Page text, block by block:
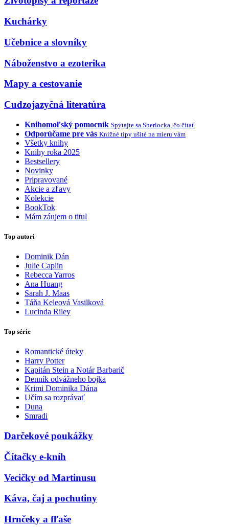
Kuchárky
Učebnice a slovníky
Náboženstvo a ezoterika
Mapy a cestovanie
Cudzojazyčná literatúra
Knihomoľský pomocník Spýtajte sa Sherlocka, čo čítať
Odporúčame pre vás Knižné tipy ušité na mieru vám
Všetky knihy
Knihy roka 2025
Bestsellery
Novinky
Pripravované
Akcie a zľavy
Kolekcie
BookTok
Mám záujem o titul
Top autori
Dominik Dán
Julie Caplin
Rebecca Yarros
Ana Huang
Sarah J. Maas
Táňa Keleová Vasilková
Lucinda Riley
Top série
Romantické úteky
Harry Potter
Kapitán Stein a Notár Barbarič
Denník odvážneho bojka
Krimi Dominika Dána
Učím sa rozprávať
Duna
Smradi
Darčekové poukážky
Čítačky e-kníh
Vecičky od Martinusu
Káva, čaj a pochutiny
Hrnčeky a fľaše